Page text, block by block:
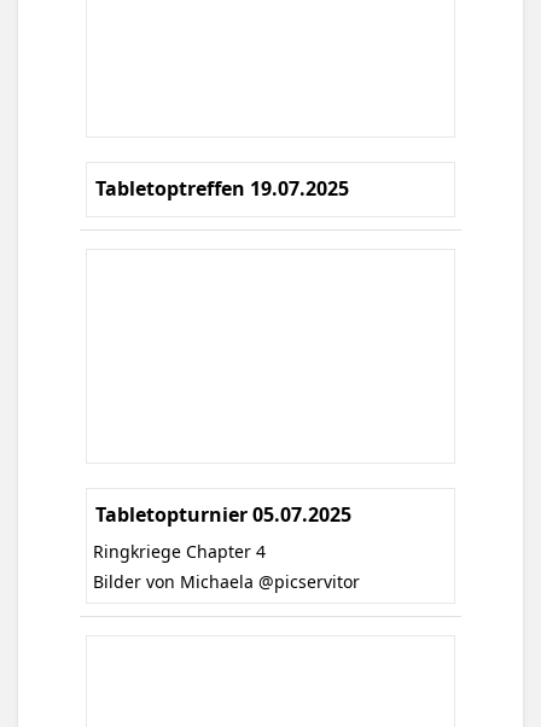
Tabletoptreffen 19.07.2025
Tabletopturnier 05.07.2025
Ringkriege Chapter 4
Bilder von Michaela @picservitor